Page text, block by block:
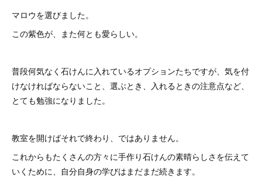
マロウを選びました。
この紫色が、また何とも愛らしい。
普段何気なく石けんに入れているオプションたちですが、気を付
けなければならないこと、選ぶとき、入れるときの注意点など、
とても勉強になりました。
教室を開けばそれで終わり、ではありません。
これからもたくさんの方々に手作り石けんの素晴らしさを伝えて
いくために、自分自身の学びはまだまだ続きます。